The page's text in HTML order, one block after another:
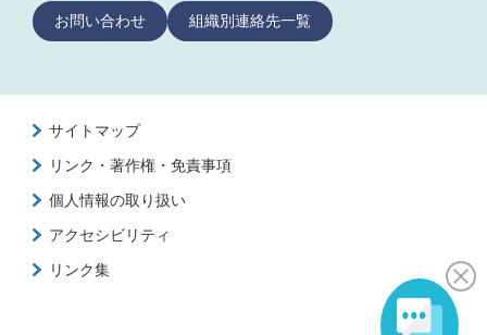
お問い合わせ 組織別連絡先一覧
サイトマップ
リンク・著作権・免責事項
個人情報の取り扱い
アクセシビリティ
リンク集